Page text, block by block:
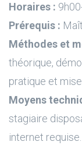
Horaires :
Prérequis :
Méthodes et
théorique,
pratique et
Moyens
stagiaire
internet requise.